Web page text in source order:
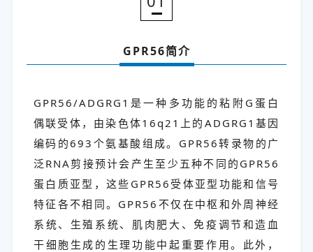
GPR56简介
GPR56/ADGRG1是一种多功能的粘附G蛋白
偶联受体，由染色体16q21上的ADGRG1基因
编码的693个氨基酸组成。GPR56转录物的广
泛RNA剪接预计会产生至少五种不同的GPR56
蛋白质亚型，这些GPR56受体亚型功能和信号
特征各不相同。GPR56不仅在中枢和外周神经
系统、生殖系统、肌肉肥大、免疫调节和造血
干细胞生成的生理功能中起重要作用。此外，